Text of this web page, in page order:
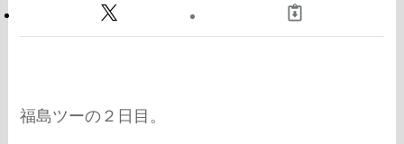
福島ツーの２日目。